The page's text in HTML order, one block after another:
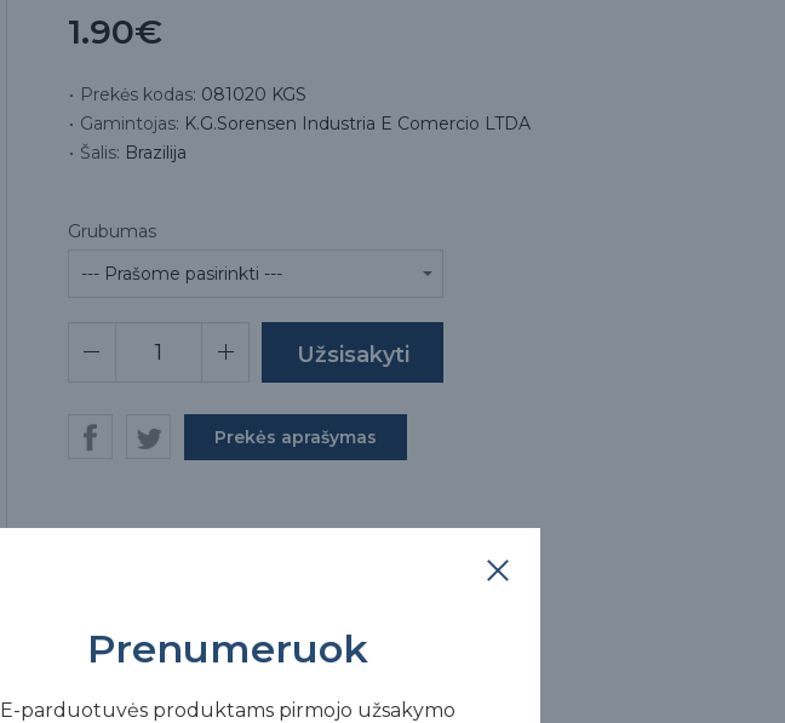
1.90€
Prekės kodas: 081020 KGS
Gamintojas: K.G.Sorensen Industria E Comercio LTDA
Šalis: Brazilija
Grubumas
Prekės aprašymas
Prenumeruok
E-parduotuvės produktams pirmojo užsakymo